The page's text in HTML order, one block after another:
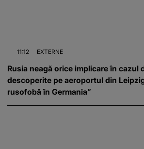
11:12 EXTERNE
Rusia neagă orice implicare în cazul
descoperite pe aeroportul din
rusofobă în Germania”